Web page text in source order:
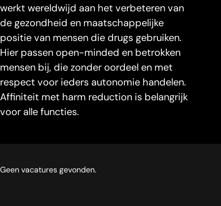
werkt wereldwijd aan het verbeteren van
de gezondheid en maatschappelijke
positie van mensen die drugs gebruiken.
Hier passen open-minded en betrokken
mensen bij, die zonder oordeel en met
respect voor ieders autonomie handelen.
Affiniteit met harm reduction is belangrijk
voor alle functies.
Geen vacatures gevonden.